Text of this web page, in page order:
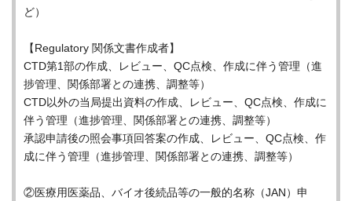
ど）
【Regulatory 関係文書作成者】
CTD第1部の作成、レビュー、QC点検、作成に伴う管理（進
捗管理、関係部署との連携、調整等）
CTD以外の当局提出資料の作成、レビュー、QC点検、作成に
伴う管理（進捗管理、関係部署との連携、調整等）
承認申請後の照会事項回答案の作成、レビュー、QC点検、作
成に伴う管理（進捗管理、関係部署との連携、調整等）
②医療用医薬品、バイオ後続品等の一般的名称（JAN）申